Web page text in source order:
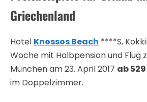
Griechenland
Hotel Knossos Beach ****S,
Woche mit Halbpension und Flug
München am 23. April 2017 ab
im Doppelzimmer.